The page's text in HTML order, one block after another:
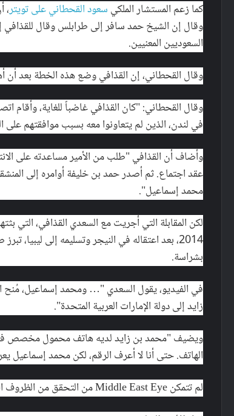
كما زعم المستشار الملكي سعود القحطاني على تويتر،
وقال إن الشيخ حمد سافر إلى طرابلس وقال للقذافي
السعوديين المعنيين.
وقال القحطاني، إن القذافي وضع هذه الخطة بعد أن
وقال القحطاني: "كان القذافي غاضباً للغاية، وأقام
في لندن، الذين لم يتعاونوا معه بسبب موافقتهم
وأضاف أن القذافي "طلب من الأمير مساعدته على
عقد اجتماع. ثم أصدر حمد بن خليفة أوامره إلى
محمد إسماعيل".
لكن المقابلة التي أجريت مع السعدي القذافي، التي
2014، بعد اعتقاله في النيجر وتسليمه إلى ليبيا،
بشراسة.
في الفيديو، يقول السعدي "… ومحمد إسماعيل، مُنح
زايد إلى دولة الإمارات العربية المتحدة".
ويضيف "محمد بن زايد لديه هاتف محمول مخصص
الهاتف. حتى أنا لا أعرف الرقم، لكن محمد إسماعيل
لم تتمكن Middle East Eye من التحقق من الظروف التي تم تسجيل الفيديو فيها.